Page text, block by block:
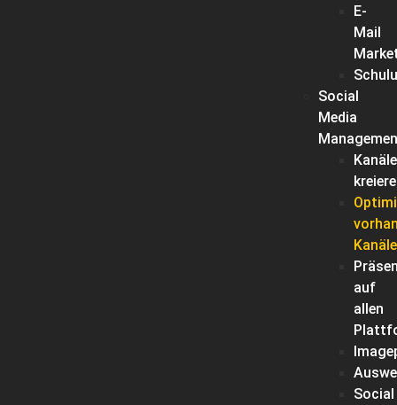
E-
Mail
Social
Media
Kanäle
Kanäle
auf
allen
Social